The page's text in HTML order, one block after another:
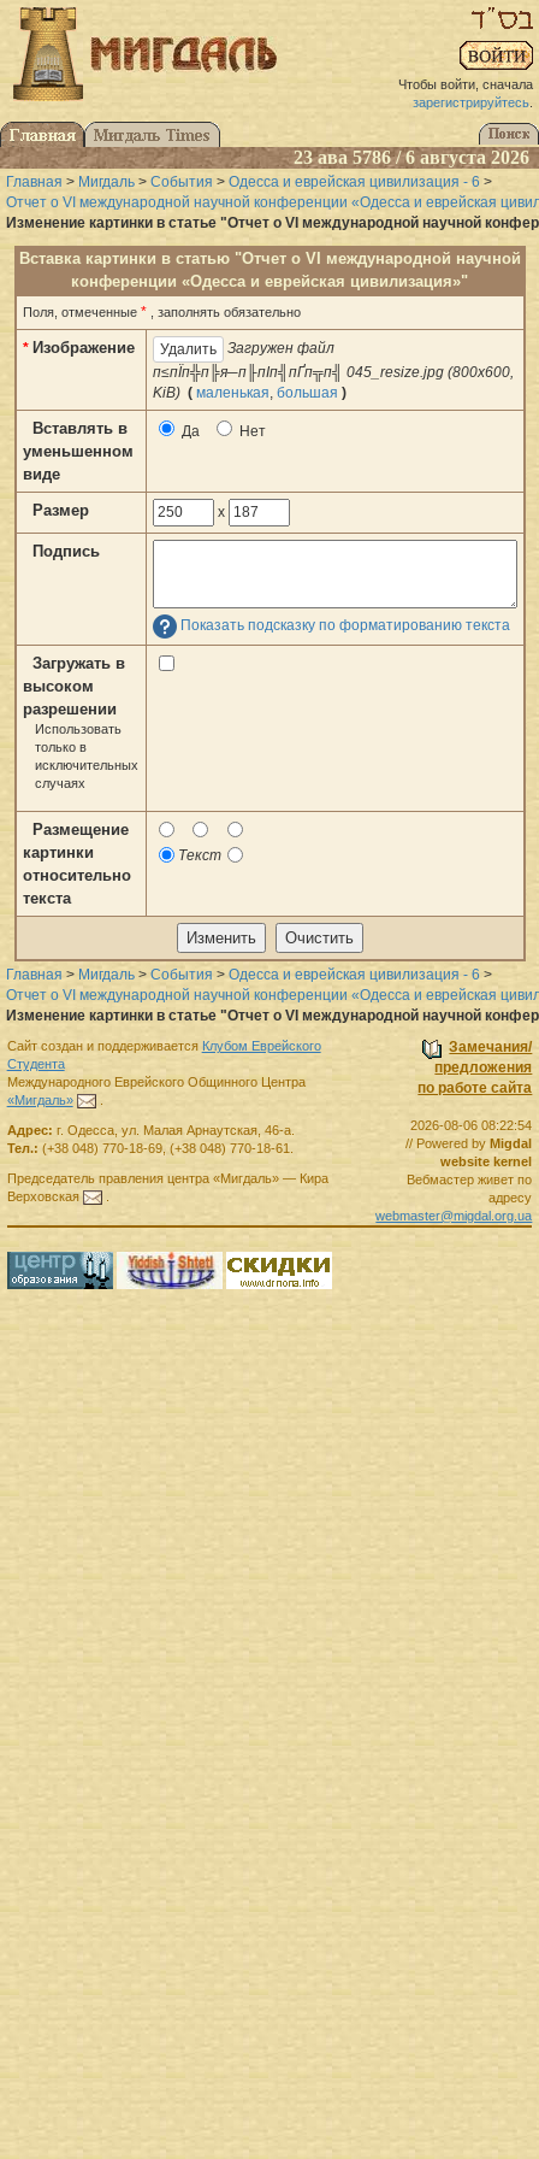
Чтобы войти, сначала
зарегистрируйтесь.
23 ава 5786 / 6 августа 2026
Главная > Мигдаль > События > Одесса и еврейская цивилизация - 6 >
Отчет о VI международной научной конференции «Одесса и еврейская
Изменение картинки в статье "Отчет о VI международной научной
Вставка картинки в статью "Отчет о VI международной научной
конференции «Одесса и еврейская цивилизация»"
Поля, отмеченные * , заполнять обязательно
* Изображение
Загружен файл
п≤пЇп╬п╠я─п╟пІп╣пҐп╦п╣ 045_resize.jpg (800x600,
KiB) ( маленькая большая )
Вставлять в
уменьшенном
виде
Да Нет
Размер x
Подпись
Показать подсказку по форматированию текста
Загружать в
высоком
разрешении
Использовать
только в
исключительных
случаях
Размещение
картинки
относительно
текста
Текст
Главная > Мигдаль > События > Одесса и еврейская цивилизация - 6 >
Отчет о VI международной научной конференции «Одесса и еврейская
Изменение картинки в статье "Отчет о VI международной научной
Замечания/
предложения
по работе сайта
2026-08-06 08:22:54
// Powered by Migdal
website kernel
Вебмастер живет по
адресу
webmaster@migdal.org.ua
Сайт создан и поддерживается Клубом Еврейского
Студента
Международного Еврейского Общинного Центра
«Мигдаль»
Адрес: г. Одесса, ул. Малая Арнаутская, 46-а.
Тел.: (+38 048) 770-18-69, (+38 048) 770-18-61
Председатель правленияцентра «Мигдаль»— Кира
Верховская